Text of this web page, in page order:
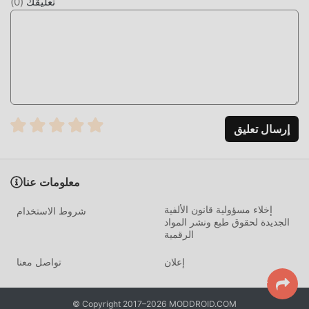
إرسال تعليق
معلومات عنا
شروط الاستخدام
إخلاء مسؤولية قانون الألفية
الجديدة لحقوق طبع ونشر المواد
الرقمية
تواصل معنا إعلان
© Copyright 2017–2026 MODDROID.COM